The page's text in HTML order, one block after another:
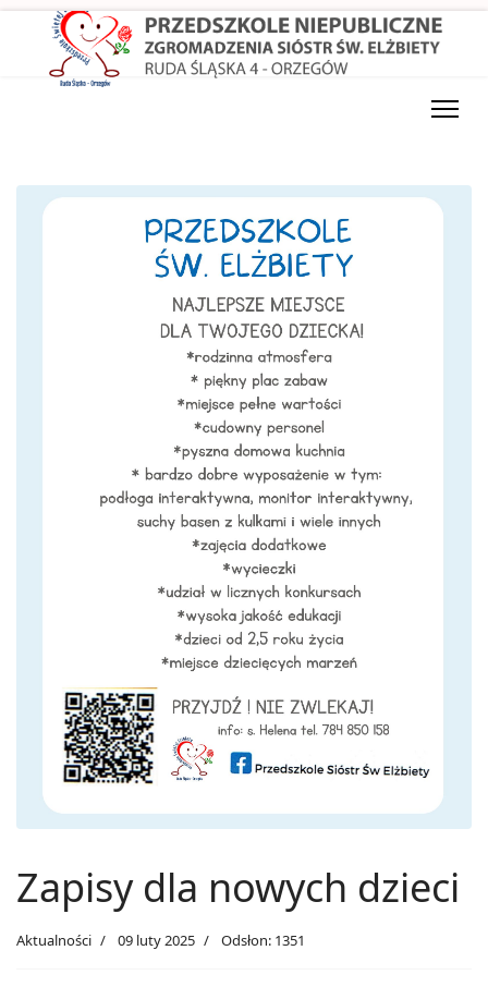
Zapisy dla nowych dzieci
Aktualności 09 luty 2025 Odsłon: 1351